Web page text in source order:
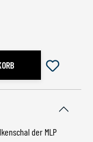
Wert ein oder
der MLP